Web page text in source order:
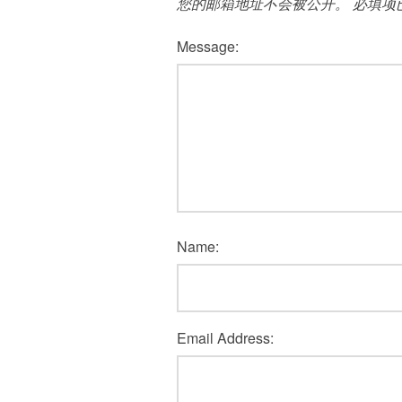
Message:
Name:
Email Address: